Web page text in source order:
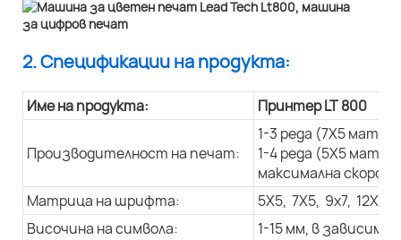
2. Спецификации на продукта:
Име на продукта: Принтер LT 800
Производителност на печат:
1-3 реда (7X5
1-4 реда (5X5
максимална
Матрица на шрифта:
5X5, 7X5, 9x7, 12X9,
Височина на символа:
1-15 мм, в